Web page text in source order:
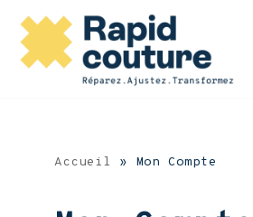
Aller
au
Accueil » Mon Compte